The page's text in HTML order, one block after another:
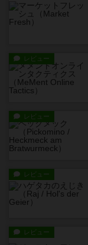
レビュー
レビュー
レビュー
レビュー